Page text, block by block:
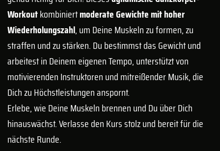
Workoutkombiniertmoderate Gewichte mit hoher
Wiederholungszahl, um Deine Muskeln zu formen, zu
straffen und zu stärken. Du bestimmst das Gewicht und
arbeitest in Deinem eigenen Tempo, unterstützt von
motivierenden Instruktoren und mitreißender Musik, die
Dich zu Höchstleistungen anspornt.
Erlebe, wie Deine Muskeln brennen und Du über Dich
hinauswächst. Verlasse den Kurs stolz und bereit für die
nächste Runde.